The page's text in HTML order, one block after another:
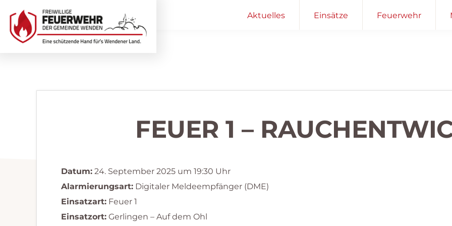
Hauptnavigation
springen
Inhalt
springen
Aktuelles Einsätze Feuerwehr
FEUER 1 –
Datum: 24. September 2025 um 19:30 Uhr
Alarmierungsart: Digitaler Meldeempfänger (DME)
Einsatzart: Feuer 1
Einsatzort: Gerlingen – Auf dem Ohl